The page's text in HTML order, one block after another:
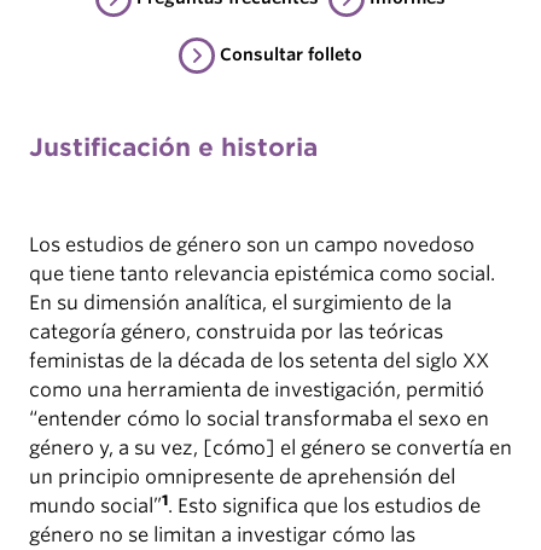
Consultar folleto
Justificación e historia
Los estudios de género son un campo novedoso
que tiene tanto relevancia epistémica como social.
En su dimensión analítica, el surgimiento de la
categoría género, construida por las teóricas
feministas de la década de los setenta del siglo XX
como una herramienta de investigación, permitió
“entender cómo lo social transformaba el sexo en
género y, a su vez, [cómo] el género se convertía en
un principio omnipresente de aprehensión del
mundo social”1. Esto significa que los estudios de
género no se limitan a investigar cómo las